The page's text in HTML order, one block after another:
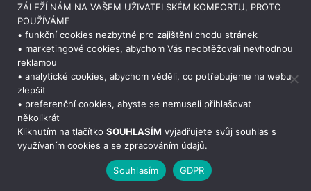
Projekt reaguje na tyto potřeby a vytváří vzdělávací
nástroje, které systematicky zlepší přípravu budoucích
zdravotních sester a podpoří digitalizaci výuky.
Doba realizace:1. 9. 2024 – 31. 8. 2026
ZÁLEŽÍ NÁM NA VAŠEM UŽIVATELSKÉM KOMFORTU, PROTO
POUŽÍVÁME
• funkční cookies nezbytné pro zajištění chodu stránek
• marketingové cookies, abychom Vás neobtěžovali nevhodnou
reklamou
• analytické cookies, abychom věděli, co potřebujeme na webu
zlepšit
• preferenční cookies, abyste se nemuseli přihlašovat
několikrát
Kliknutím na tlačítko SOUHLASÍM vyjadřujete svůj souhlas s
využívaním cookies a se zpracováním údajů.
Souhlasím GDPR